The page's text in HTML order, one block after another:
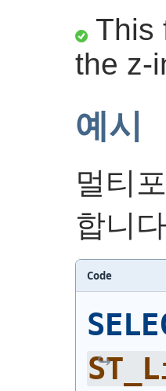
This
the z-
예시
멀티
합니
Code